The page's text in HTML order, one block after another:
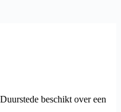
beschikt over een